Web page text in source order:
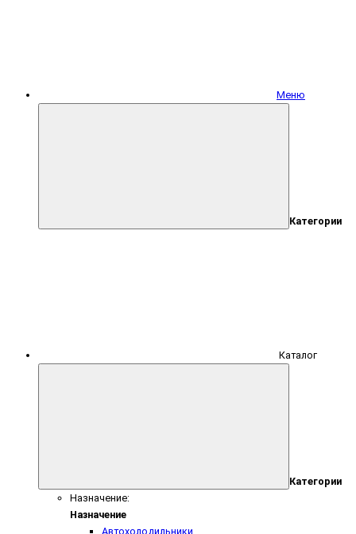
Меню
Категории
Каталог
Категории
Назначение:
Назначение
Автохолодильники